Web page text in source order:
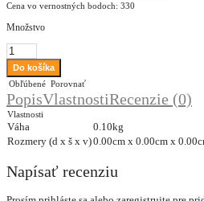
Cena vo vernostných bodoch: 330
Množstvo
Obľúbené Porovnať
PopisVlastnostiRecenzie (0)
Vlastnosti
Váha
0.10kg
Rozmery (d x š x v)0.00cm x 0.00cm x
Napísať recenziu